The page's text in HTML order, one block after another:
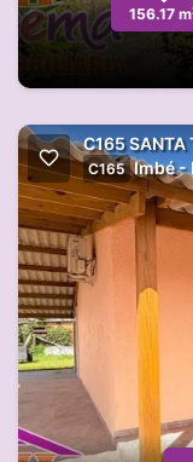
156.17 m
C165 SANTA
C165 Imbé -